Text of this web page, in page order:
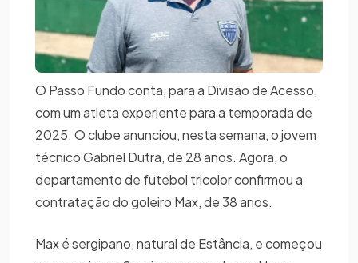
O Passo Fundo conta, para a Divisão de Acesso,
com um atleta experiente para a temporada de
2025. O clube anunciou, nesta semana, o jovem
técnico Gabriel Dutra, de 28 anos. Agora, o
departamento de futebol tricolor confirmou a
contratação do goleiro Max, de 38 anos.
Max é sergipano, natural de Estância, e começou